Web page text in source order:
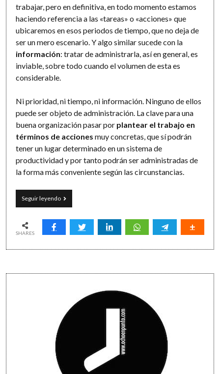
trabajar, pero en definitiva, en todo momento estamos
haciendo referencia a las «tareas» o «acciones» que
ubicaremos en esos periodos de tiempo, que no deja de
ser un mero escenario. Y algo similar sucede con la
información: tratar de administrarla, así en general, es
inviable, sobre todo cuando el volumen de esta es
considerable.
Ni prioridad, ni tiempo, ni información. Ninguno de ellos
puede ser objeto de administración. La clave para una
buena organización pasar por plantear el trabajo en
términos de acciones muy concretas, que sí podrán
tener un lugar determinado en un sistema de
productividad y por tanto podrán ser administradas de
la forma más conveniente según las circunstancias.
Seguir leyendoLos
proyectos
hacen:
SHARES
Sidebar